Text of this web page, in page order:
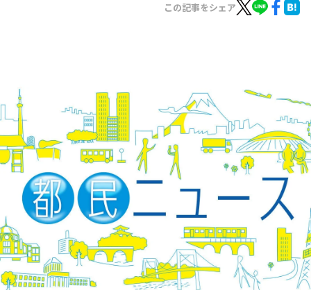
イベント・グッズ
YouTube
会社情報
この記事をシェア